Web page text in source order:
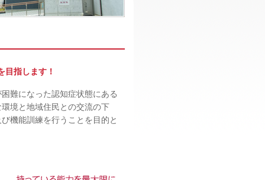
目指します！
難になった認知症状態にある
境と地域住民との交流の下
機能訓練を行うことを目的と